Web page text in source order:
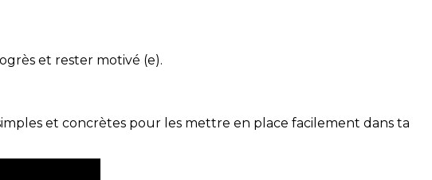
et rester motivé (e).
et concrètes pour les mettre en place facilement dans ta